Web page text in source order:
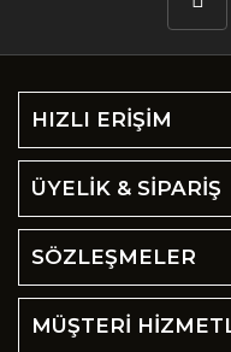
HIZLI ERİŞİM
ÜYELİK & SİPARİŞ
SÖZLEŞMELER
MÜŞTERİ